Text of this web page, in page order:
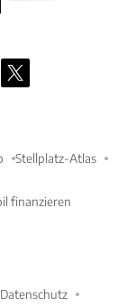
Stellplatz-Atlas
finanzieren
Datenschutz